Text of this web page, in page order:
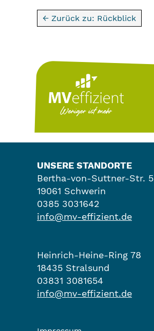
← Zurück zu: Rückblick
UNSERE STANDORTE
Bertha-von-Suttner-Str. 5
19061 Schwerin
0385 3031642
info@mv-effizient.de
Heinrich-Heine-Ring 78
18435 Stralsund
03831 3081654
info@mv-effizient.de